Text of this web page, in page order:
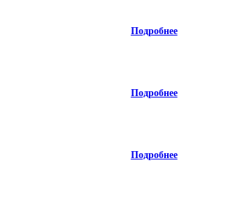
Подробнее
Подробнее
Подробнее